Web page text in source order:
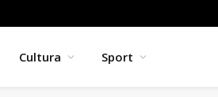
Cultura Sport